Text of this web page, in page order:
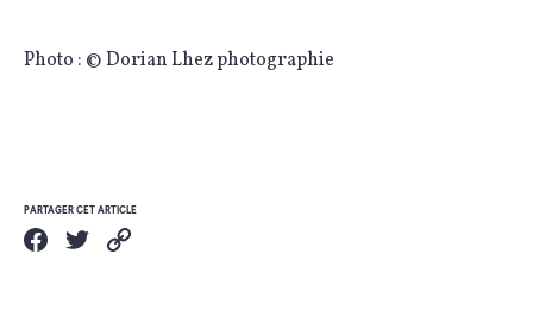
Photo : © Dorian Lhez photographie
PARTAGER CET ARTICLE